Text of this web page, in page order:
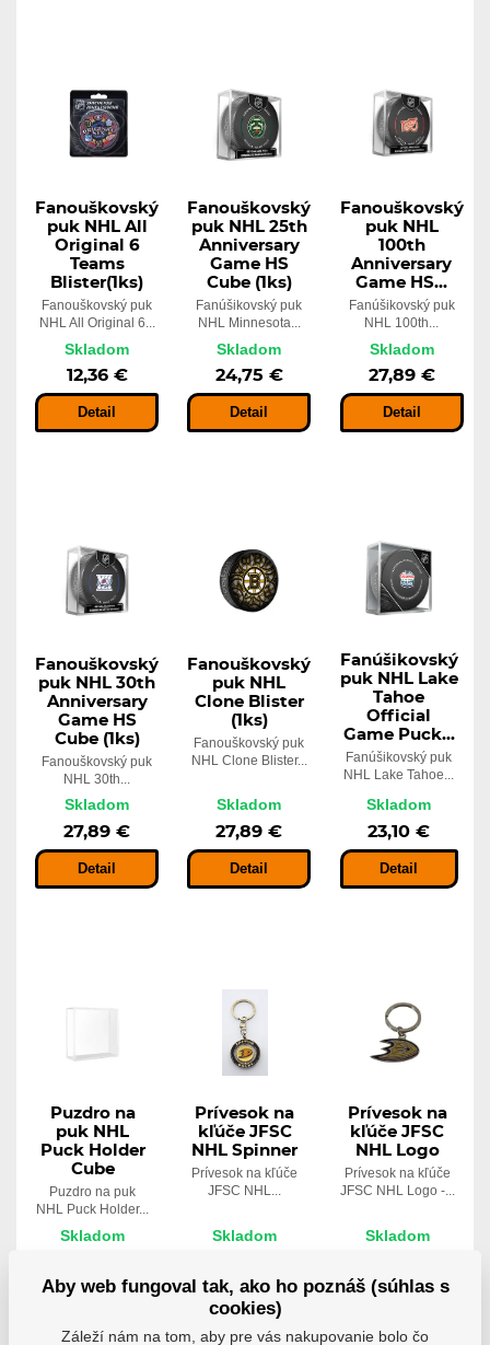
Fanouškovský
puk NHL All
Original 6
Teams
Blister(1ks)
Fanouškovský puk
NHL All Original 6...
Skladom
12,36 €
Detail
Fanouškovský
puk NHL 25th
Anniversary
Game HS
Cube (1ks)
Fanúšikovský puk
NHL Minnesota...
Skladom
24,75 €
Detail
Fanouškovský
puk NHL
100th
Anniversary
Game HS...
Fanúšikovský puk
NHL 100th...
Skladom
27,89 €
Detail
Fanouškovský
puk NHL 30th
Anniversary
Game HS
Cube (1ks)
Fanouškovský puk
NHL 30th...
Skladom
27,89 €
Detail
Fanouškovský
puk NHL
Clone Blister
(1ks)
Fanouškovský puk
NHL Clone Blister...
Skladom
27,89 €
Detail
Fanúšikovský
puk NHL Lake
Tahoe
Official
Game Puck...
Fanúšikovský puk
NHL Lake Tahoe...
Skladom
23,10 €
Detail
Puzdro na
puk NHL
Puck Holder
Cube
Puzdro na puk
NHL Puck Holder...
Skladom
Prívesok na
kľúče JFSC
NHL Spinner
Prívesok na kľúče
JFSC NHL...
Skladom
Detail
Prívesok na
kľúče JFSC
NHL Logo
Prívesok na kľúče
JFSC NHL Logo -...
Skladom
Aby web fungoval tak, ako ho poznáš (súhlas s
cookies)
Záleží nám na tom, aby pre vás nakupovanie bolo čo